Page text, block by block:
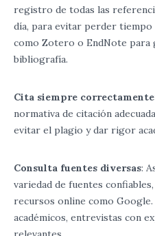
registro de todas las
día, para evitar perder tiempo
como Zotero o EndNote para
bibliografía.
Cita siempre
normativa de citación
evitar el plagio y dar rigor
Consulta fuentes diversas:
variedad de fuentes
recursos online como
académicos, entrevistas con